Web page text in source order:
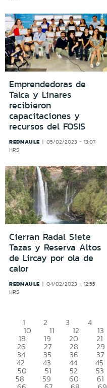
Emprendedoras de
Talca y Linares
recibieron
capacitaciones y
recursos del FOSIS
REDMAULE
05/02/2023 - 13:07
HRS
Cierran Radal Siete
Tazas y Reserva Altos
de Lircay por ola de
calor
REDMAULE
04/02/2023 - 12:55
HRS
1 2 3 4
10 11 12 13
18 19 20 21
26 27 28 29
34 35 36 37
42 43 44 45
50 51 52 53
58 59 60 61